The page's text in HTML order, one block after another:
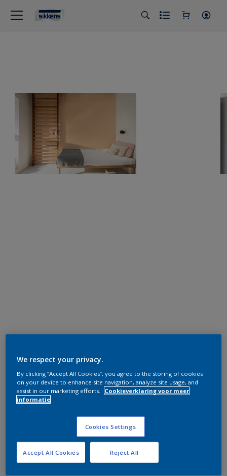
We respect your privacy.
By clicking “Accept All Cookies”, you agree to the storing of cookies
on your device to enhance site navigation, analyze site usage, and
assist in our marketing efforts.
Cookieverklaring voor meer
informatie
Cookies Settings
Reject All
Accept All Cookies